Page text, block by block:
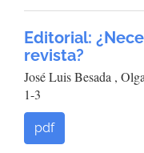
Editorial:
revista?
José Luis Besada ,
1-3
pdf